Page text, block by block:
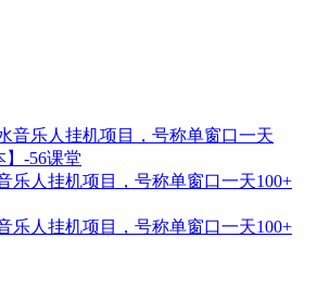
乐人挂机项目，号称单窗口一天100+
乐人挂机项目，号称单窗口一天100+